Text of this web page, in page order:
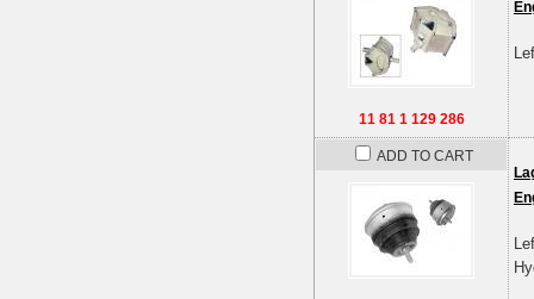
11 81 1 129 286
ADD TO CART